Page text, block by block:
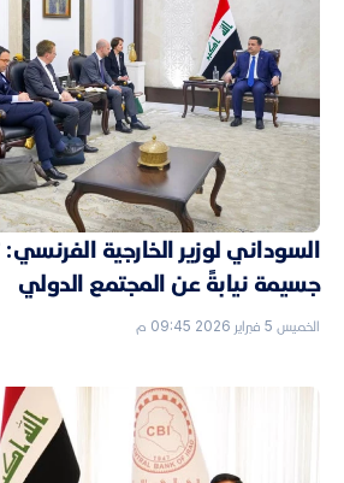
السوداني لوزير الخارجية
جسيمة نيابةً عن المجتمع الدولي
الخميس 5 فبراير 2026 09:45 م